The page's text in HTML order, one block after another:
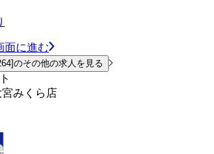
面に進む
のその他の求人を見る
みくら店